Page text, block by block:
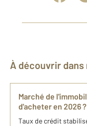
À découvrir
Marché de
d'acheter en 2026 ?
Taux de crédit